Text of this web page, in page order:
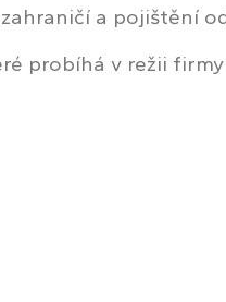
a pojištění
probíhá v režii firmy